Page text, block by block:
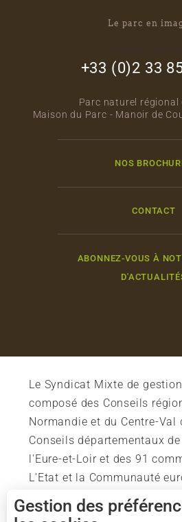
Le parc en
+33 (0)2 33
Parc naturel régional
Maison du Parc - Manoir de
NOS
CONTACT
ABONNEZ-VOUS À
Le Syndicat Mixte de
composé des Conseils
Normandie et du Centre-Val
Conseils départementaux
l'Eure-et-Loir et des 91
L'Etat et la Communauté
soutiennent également
Gestion des